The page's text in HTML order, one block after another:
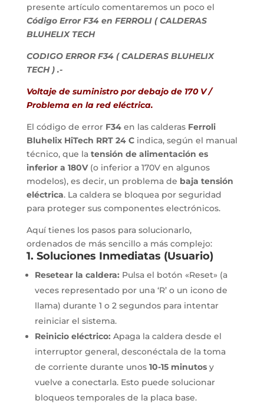
presente artículo comentaremos un poco el
Código Error F34 en FERROLI ( CALDERAS
BLUHELIX TECH
CODIGO ERROR F34 ( CALDERAS BLUHELIX
TECH ) .-
Voltaje de suministro por debajo de 170 V /
Problema en la red eléctrica.
El código de error F34en las calderas Ferroli
Bluhelix HiTech RRT 24 Cindica, según el manual
técnico, que la tensión de alimentación es
inferior a 180V(o inferior a 170V en algunos
modelos), es decir, un problema de baja tensión
eléctrica. La caldera se bloquea por seguridad
para proteger sus componentes electrónicos.
Aquí tienes los pasos para solucionarlo,
ordenados de más sencillo a más complejo:
1. Soluciones Inmediatas (Usuario)
Resetear la caldera: Pulsa el botón «Reset» (a
veces representado por una ‘R’ o un icono de
llama) durante 1 o 2 segundos para intentar
reiniciar el sistema.
Reinicio eléctrico: Apaga la caldera desde el
interruptor general, desconéctala de la toma
de corriente durante unos 10-15 minutosy
vuelve a conectarla. Esto puede solucionar
bloqueos temporales de la placa base.